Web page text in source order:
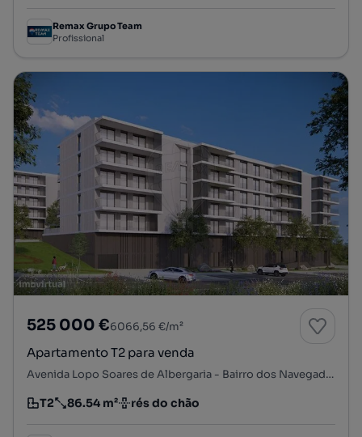
Remax Grupo Team
Profissional
525 000 €6066,56 €/m²
Apartamento T2 para venda
Avenida Lopo Soares de Albergaria - Bairro dos Navegadores, Porto Salvo, Oeiras, Lisboa
Tipologia
T2
Preço por metro quadrado
86.54 m²
Andar rés do chão